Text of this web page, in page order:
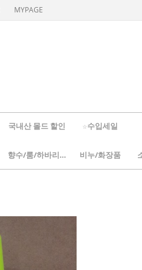
MYPAGE
국내산 몰드 할인 ☆수입세일
향수/룸/하바리움 비누/화장품